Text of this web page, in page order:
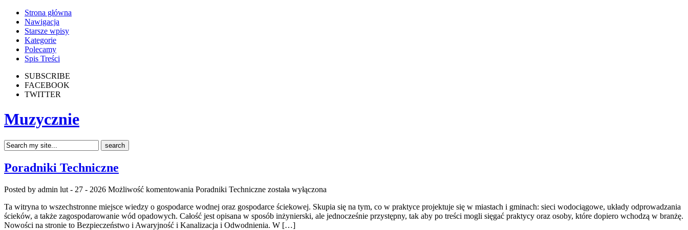
Strona główna
Nawigacja
Starsze wpisy
Kategorie
Polecamy
Spis Treści
SUBSCRIBE
FACEBOOK
TWITTER
Muzycznie
Poradniki Techniczne
Posted by admin lut - 27 - 2026 Możliwość komentowania Poradniki Techniczne została wyłączona
Ta witryna to wszechstronne miejsce wiedzy o gospodarce wodnej oraz gospodarce ściekowej. Skupia się na tym, co w praktyce projektuje się w miastach i gminach: sieci wodociągowe, układy odprowadzania
ścieków, a także zagospodarowanie wód opadowych. Całość jest opisana w sposób inżynierski, ale jednocześnie przystępny, tak aby po treści mogli sięgać praktycy oraz osoby, które dopiero wchodzą w branżę.
Nowości na stronie to Bezpieczeństwo i Awaryjność i Kanalizacja i Odwodnienia. W […]